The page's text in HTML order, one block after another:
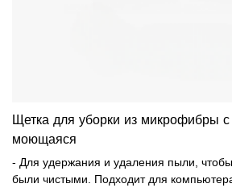
Щетка для уборки из микрофибры
моющаяся
- Для удержания и удаления пыли,
были чистыми. Подходит для